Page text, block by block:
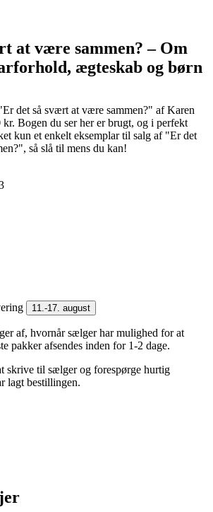
at være sammen?– Om
ægteskab og børn
det så svært at være sammen?" af Karen
Bogen du ser her er brugt, og i perfekt
kun et enkelt eksemplar til salg af "Er det
så slå til mens du kan!
11.-17. august
af, hvornår sælger har mulighed for at
pakker afsendes inden for 1-2 dage.
skrive til sælger og forespørge hurtig
lagt bestillingen.